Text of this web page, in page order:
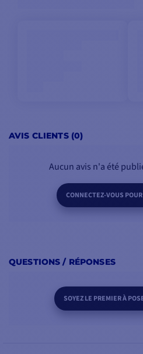
AVIS CLIENTS (0)
Aucun avis n'a été
CONNECTEZ-VOUS
QUESTIONS / RÉPONSES
SOYEZ LE PREMIER À